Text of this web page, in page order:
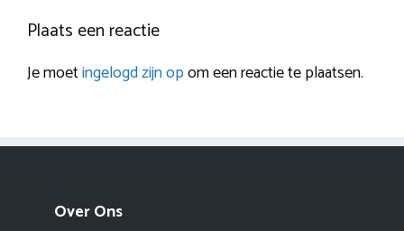
Plaats een reactie
Je moetingelogd zijn opom een reactie te plaatsen.
Over Ons